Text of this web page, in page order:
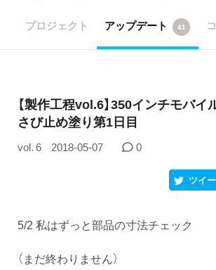
プロジェクト アップデート 41
【製作工程vol.6】350インチモバイ
さび止め塗り第1日目
vol. 6 2018-05-07 0
ツイ
5/2 私はずっと部品の寸法チェック
（まだ終わりません）